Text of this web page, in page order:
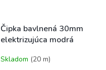
Čipka bavlnená 30mm
elektrizujúca modrá
Skladom (20 m)